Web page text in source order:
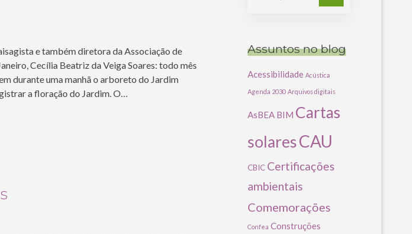
e também diretora da Associação de
Cecília Beatriz da Veiga Soares: todo mês
durante uma manhã o arboreto do Jardim
a floração do Jardim. O…
Assuntos no blog
Acessibilidade Acústica
Agenda 2030 Arquivos digitais
AsBEA BIM Cartas
solaresCAU
CBIC Certificações
ambientais
Comemorações
Confea Construções